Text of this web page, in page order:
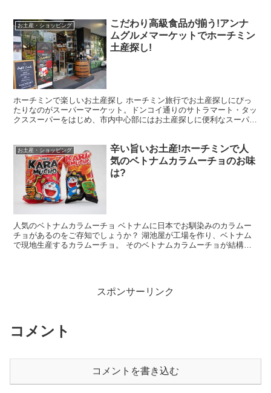
お土産・ショッピング
こだわり高級食品が揃う!アンナ
ムグルメマーケットでホーチミン
土産探し!
ホーチミンで楽しいお土産探し ホーチミン旅行でお土産探しにぴっ
たりなのがスーパーマーケット。ドンコイ通りのサトラマート・タッ
クススーパーをはじめ、市内中心部にはお土産探しに便利なスーパー
お土産・ショッピング
辛い旨いお土産!ホーチミンで人
気のベトナムカラムーチョのお味
は?
人気のベトナムカラムーチョ ベトナムに日本でお馴染みのカラムー
チョがあるのをご存知でしょうか？ 湖池屋が工場を作り、ベトナム
で現地生産するカラムーチョ。 そのベトナムカラムーチョが結構人
スポンサーリンク
コメント
コメントを書き込む